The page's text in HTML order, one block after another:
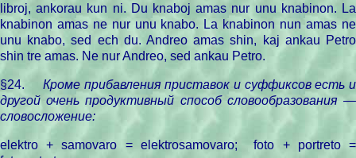
libroj, ankorau kun ni. Du knaboj amas nur unu knabinon. La
knabinon amas ne nur unu knabo. La knabinon nun amas ne
unu knabo, sed ech du. Andreo amas shin, kaj ankau Petro
shin tre amas. Ne nur Andreo, sed ankau Petro.
§24.
Кроме прибавления приставок и суффиксов есть и
другой очень продуктивный способ словообразования —
словосложение:
elektro + samovaro = elektrosamovaro;
foto + portreto =